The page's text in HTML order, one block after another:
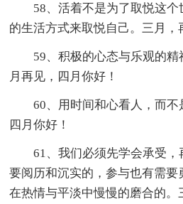
58、活着不是为了取悦这个
的生活方式来取悦自己。三月，
59、积极的心态与乐观的精
月再见，四月你好！
60、用时间和心看人，而不
四月你好！
61、我们必须先学会承受，
要阅历和沉实的，参与也有需要
在热情与平淡中慢慢的磨合的。